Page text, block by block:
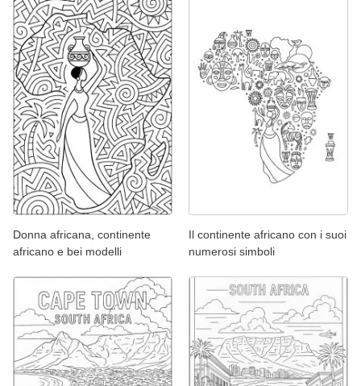
Donna africana, continente
africano e bei modelli
Il continente africano con i suoi
numerosi simboli